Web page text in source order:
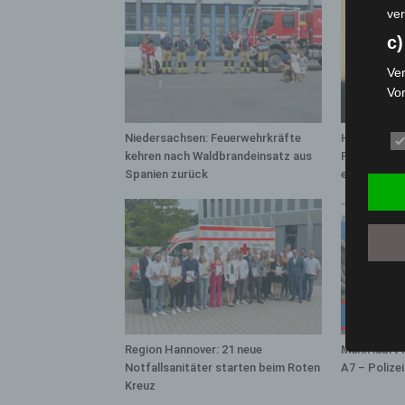
Niedersachsen: Feuerwehrkräfte
kehren nach Waldbrandeinsatz aus
Spanien zurück
Hannover:
Population
entdeckt
Region Hannover: 21 neue
Notfallsanitäter starten beim Roten
Kreuz
Mann läuft
A7 –